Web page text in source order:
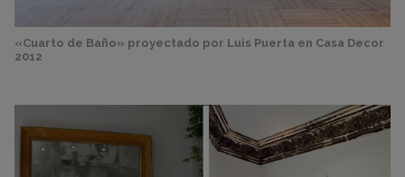
«Cuarto de Baño» proyectado por Luis Puerta en Casa Decor
2012